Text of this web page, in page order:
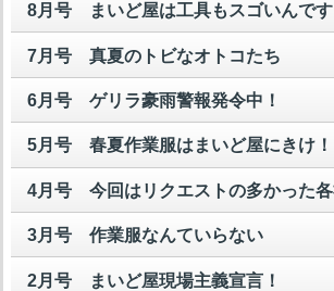
8月号 まいど屋は工具もスゴいんです
7月号 真夏のトビなオトコたち
6月号 ゲリラ豪雨警報発令中！
5月号 春夏作業服はまいど屋にきけ！
3月号 作業服なんていらない
2月号 まいど屋現場主義宣言！